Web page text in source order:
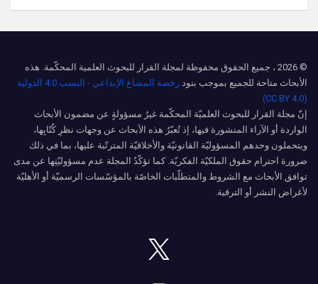
© 2026 ، جميع الحقوق محفوظة لمجلة القرار للبحوث العلمية المحكّمة. هذه
الأبحاث متاحة للجميع بموجب بنود
رخصة المشاع الإبداعي - النسب 4.0 الدولية
(CC BY 4.0)
إنّ مجلة القرار للبحوث العلميّة المحكّمة غيرُ مسؤولةٍ عن مضمون الأبحاث
الواردة أو الآراء المنشورة فيها، إذ تُعبّرُ هذه الأبحاث عن وجهات نظرِ كُتّابِها،
ويتحملون وحدهم المسؤوليّة القانونيّة والأخلاقيّة المترتّبة عليها، بما في ذلك
ضرورة احترام حقوق الملكيّة الفكريّة. كما تؤكّدُ المجلة عدم مسؤوليّتِها عن مدى
توافق الأبحاث مع الشروط والمتطلّبات الخاصّة بالمؤسّسات الرسميّة أو الأهليّة
لأغراض النشر أو الترقية.